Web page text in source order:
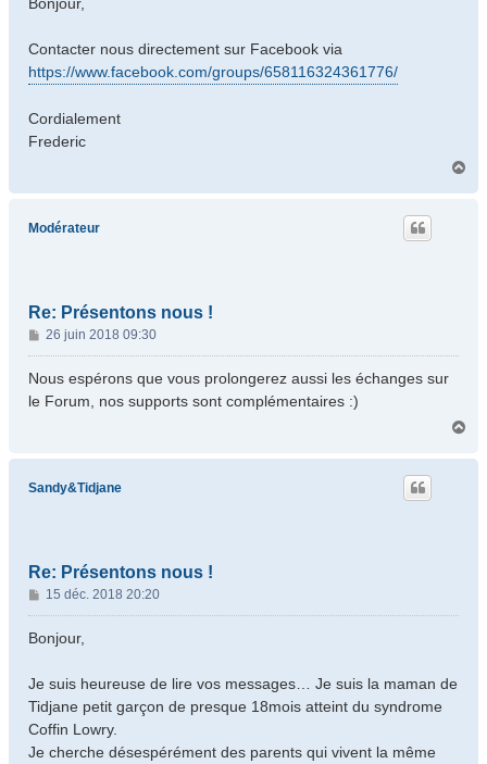
g
e
Contacter nous directement sur Facebook via
https://www.facebook.com/groups/658116324361776/
Cordialement
Frederic
Modérateur
Re: Présentons nous !
M
e
s
s
26 juin 2018 09:30
Nous espérons que vous prolongerez aussi les échanges sur
le Forum, nos supports sont complémentaires :)
u
Sandy&Tidjane
Re: Présentons nous !
M
e
s
g
e
15 déc. 2018 20:20
Bonjour,
Je suis heureuse de lire vos messages… Je suis la maman de
Tidjane petit garçon de presque 18mois atteint du syndrome
Coffin Lowry.
Je cherche désespérément des parents qui vivent la même